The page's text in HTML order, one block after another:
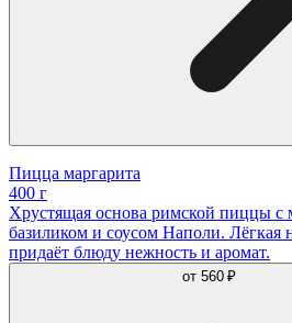
Пицца маргарита
400 г
Хрустящая основа римской пиццы с
базиликом и соусом Наполи. Лёгкая
придаёт блюду нежность и аромат.
от 560 ₽